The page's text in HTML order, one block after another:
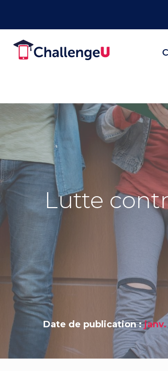
Lutte
Date de publication :